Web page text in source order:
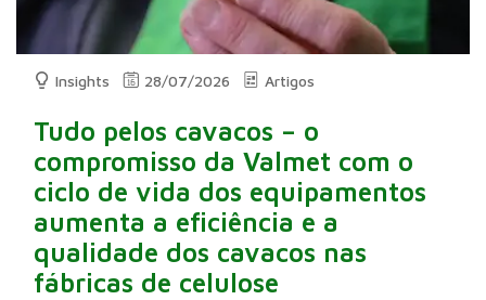
Insights 28/07/2026 Artigos
Tudo pelos cavacos – o
compromisso da Valmet com o
ciclo de vida dos equipamentos
aumenta a eficiência e a
qualidade dos cavacos nas
fábricas de celulose